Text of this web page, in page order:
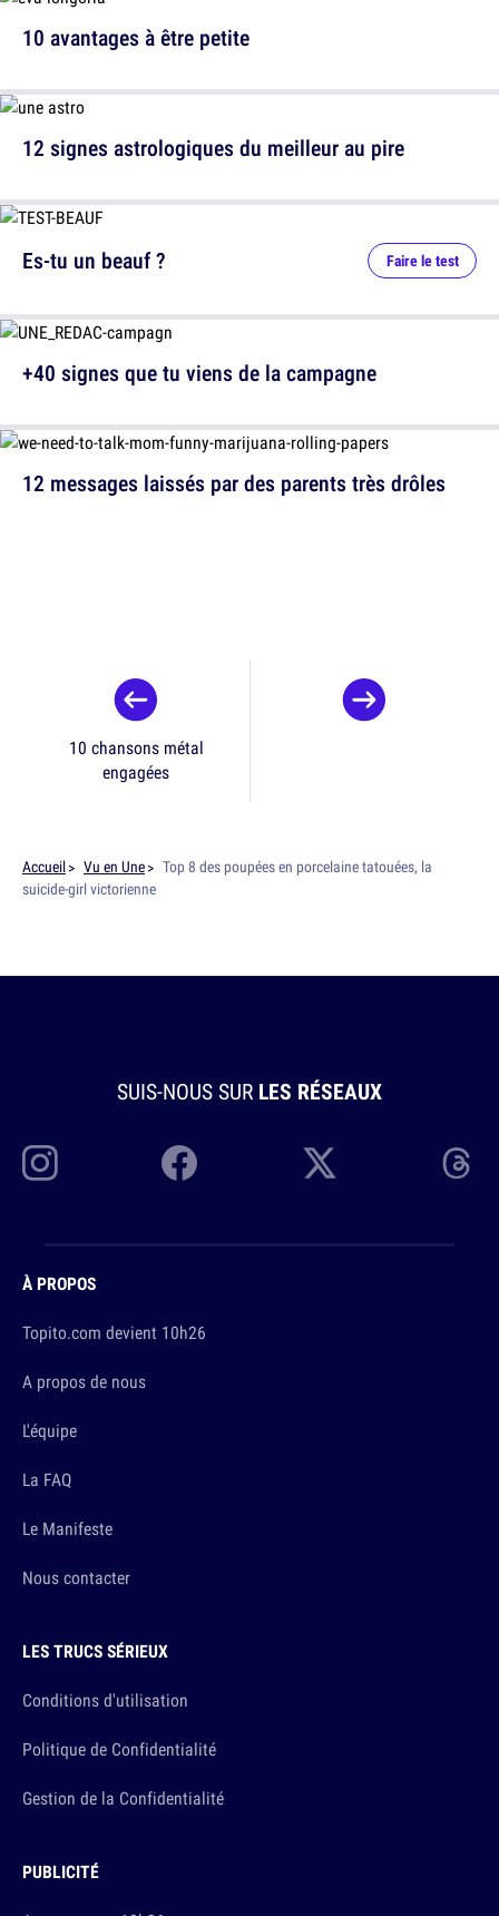
10 avantages à être petite
12 signes astrologiques du meilleur au pire
12 messages laissés par des parents très drôles
Es-tu un beauf ? Faire le test
+40 signes que tu viens de la campagne
10 chansons métal
engagées
Accueil Vu en Une
Top 8 des poupées en porcelaine tatouées, la
suicide-girl victorienne
SUIS-NOUS SUR LES RÉSEAUX
À PROPOS
Topito.com devient 10h26
A propos de nous
L'équipe
La FAQ
Le Manifeste
Nous contacter
LES TRUCS SÉRIEUX
Conditions d'utilisation
Politique de Confidentialité
Gestion de la Confidentialité
PUBLICITÉ